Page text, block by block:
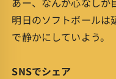
明日のソフトボールは
で静かにしていよう。
SNSでシェア